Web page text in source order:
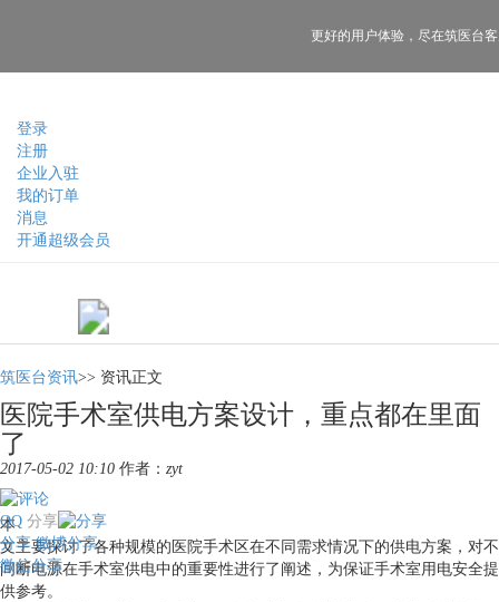
登录
注册
企业入驻
我的订单
消息
开通超级会员
更好的用户体验， 尽在筑医台
筑医台资讯>> 资讯正文
医院手术室供电方案设计，重点都在里面
了
2017-05-02 10:10 作者： zyt
分享
QQ
分享 微博分享
微信分享
本
文主要探讨了各种规模的医院手术区在不同需求情况下的供电方案，对不
间断电源在手术室供电中的重要性进行了阐述，为保证手术室用电安全提
供参考。